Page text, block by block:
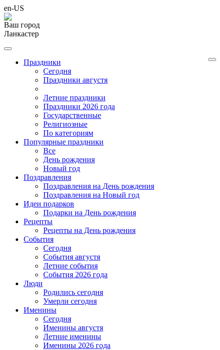
en-US
Ваш город
Ланкастер
Праздники
Cегодня
Праздники августя
Летние праздники
Праздники 2026 года
Государственные
Религиозные
По категориям
Популярные праздники
Все
День рождения
Новый год
Поздравления
Поздравления на День рождения
Поздравления на Новый год
Идеи подарков
Подарки на День рождения
Рецепты
Рецепты на День рождения
События
Cегодня
События августя
Летние события
События 2026 года
Люди
Родились сегодня
Умерли сегодня
Именины
Cегодня
Именины августя
Летние именины
Именины 2026 года